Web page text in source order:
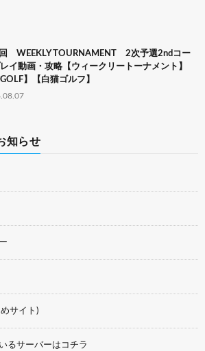
WEEKLY TOURNAMENT 2次予選2ndコー
イ動画・攻略【ウィークリートーナメント】
GOLF】【白猫ゴルフ】
知らせ
サイト)
るサーバーはコチラ